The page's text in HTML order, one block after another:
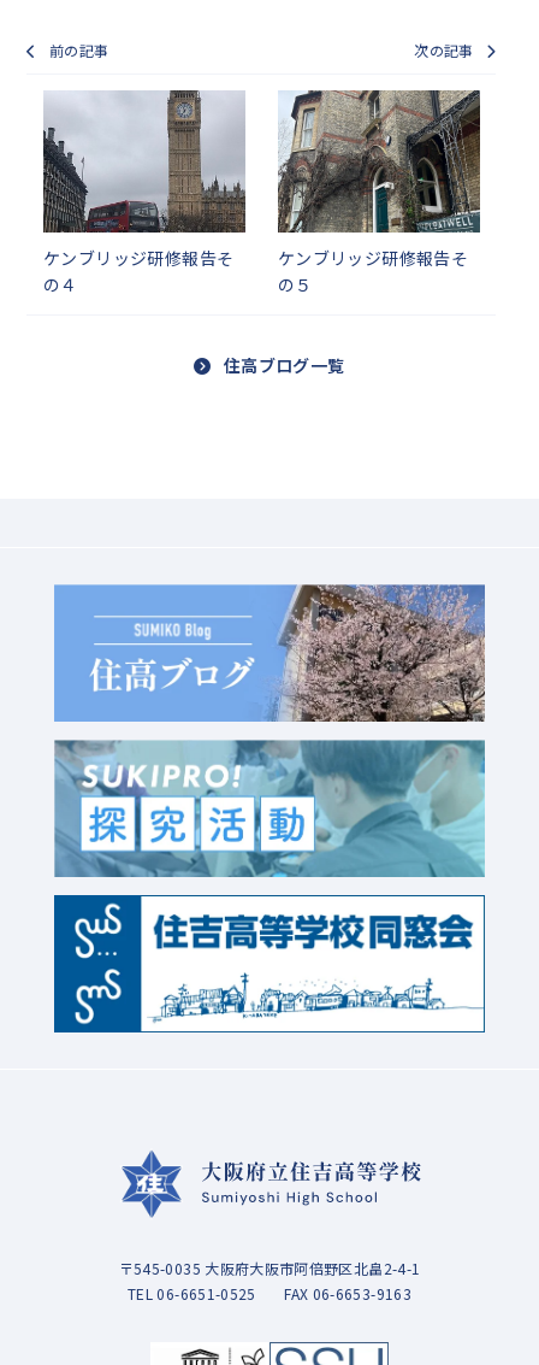
前の記事
ケンブリッジ研修報告そ
の４
次の記事
ケンブリッジ研修報告そ
の５
住高ブログ一覧
〒545-0035 大阪府大阪市阿倍野区北畠2-4-1
TEL06-6651-0525 FAX 06-6653-9163